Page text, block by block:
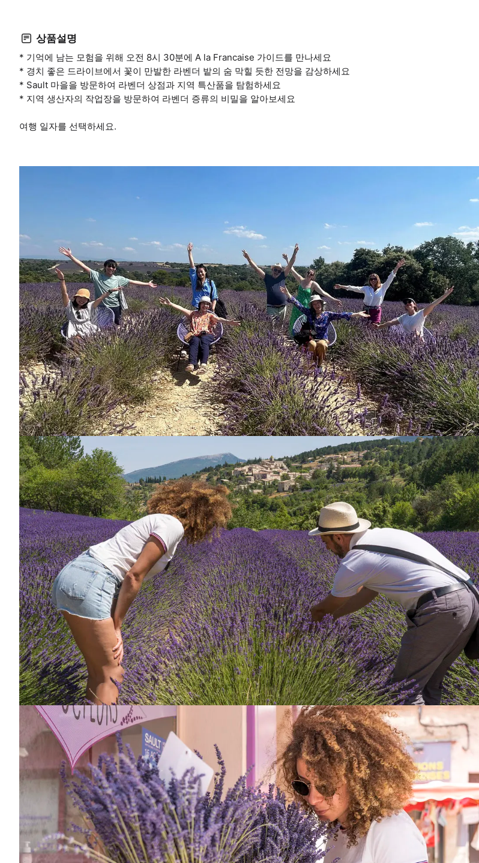
상품설명
* 기억에 남는 모험을 위해 오전 8시 30분에 A la Francaise 가이드를 만나세요
* 경치 좋은 드라이브에서 꽃이 만발한 라벤더 밭의 숨 막힐 듯한 전망을 감상하세요
* Sault 마을을 방문하여 라벤더 상점과 지역 특산품을 탐험하세요
* 지역 생산자의 작업장을 방문하여 라벤더 증류의 비밀을 알아보세요
여행 일자를 선택하세요.